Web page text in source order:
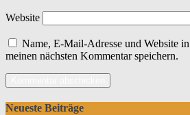
Website
Name, E-Mail-Adresse und Website
meinen nächsten Kommentar speichern.
Neueste Beiträge